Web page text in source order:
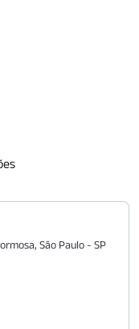
, São Paulo - SP